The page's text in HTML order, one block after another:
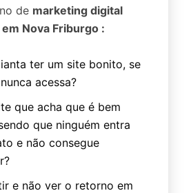
de marketing digital
Nova Friburgo :
ter um site bonito, se
acessa?
que acha que é bem
que ninguém entra
e não consegue
e não ver o retorno em